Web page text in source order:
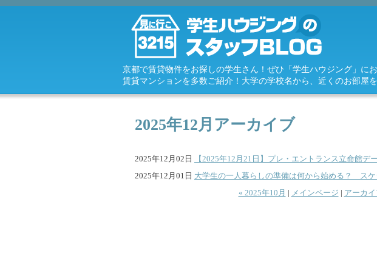
京都で賃貸物件をお探しの学生さん！ぜひ「学生ハウジング」に
賃貸マンションを多数ご紹介！大学の学校名から、近くのお部屋
2025年12月アーカイブ
2025年12月02日
【2025年12月21日】プレ・エントランス立命館デ
2025年12月01日 大学生の一人暮らしの準備は何から始める？ スケ
« 2025年10月 | メインページ | アーカ